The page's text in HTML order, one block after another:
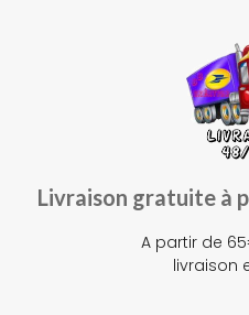
Livraison gratuite à
A partir de
livraison